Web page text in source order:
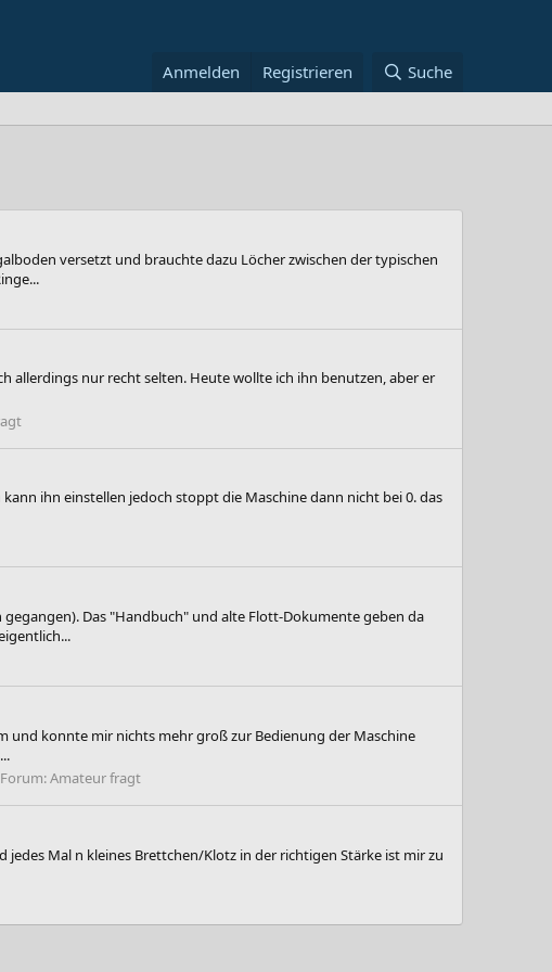
Anmelden Registrieren Suche
versetzt und brauchte dazu Löcher zwischen der typischen
allerdings nur recht selten. Heute wollte ich ihn benutzen, aber er
ihn einstellen jedoch stoppt die Maschine dann nicht bei 0. das
Das "Handbuch" und alte Flott-Dokumente geben da
und konnte mir nichts mehr groß zur Bedienung der Maschine
Forum:Amateur fragt
Mal n kleines Brettchen/Klotz in der richtigen Stärke ist mir zu